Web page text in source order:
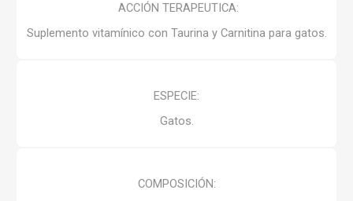
ACCIÓN TERAPEUTICA:
Suplemento vitamínico con Taurina y Carnitina para gatos.
ESPECIE:
Gatos.
COMPOSICIÓN: